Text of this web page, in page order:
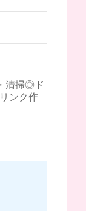
清掃◎ド
ンク作